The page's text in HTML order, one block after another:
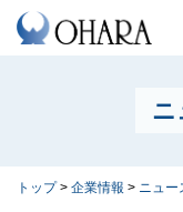
ニ
トップ> 企業情報 > ニュー